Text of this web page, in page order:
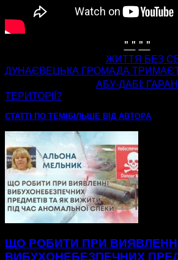
" " " "
ЖИТТЯ БЕЗ
ДУНАЄВЕЦЬКА ГРОМАДА
АБУ-ДАБІ:
ТЕРИТОРІЇ?
СТАТТІ ПО ТЕМІ БІЛЬШЕ ВІД АВТОРА
ЩО РОБИТИ ПРИ
ВИБУХОНЕБЕЗПЕЧНИХ